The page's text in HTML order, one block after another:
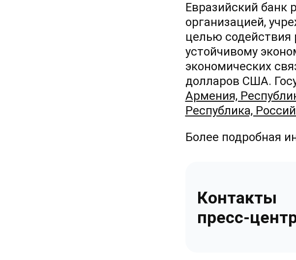
Евразийский банк
организацией,
целью содействия
устойчивому
экономических
долларов США.
Армения,
Республика,
Более подробная
Контакты
пресс-